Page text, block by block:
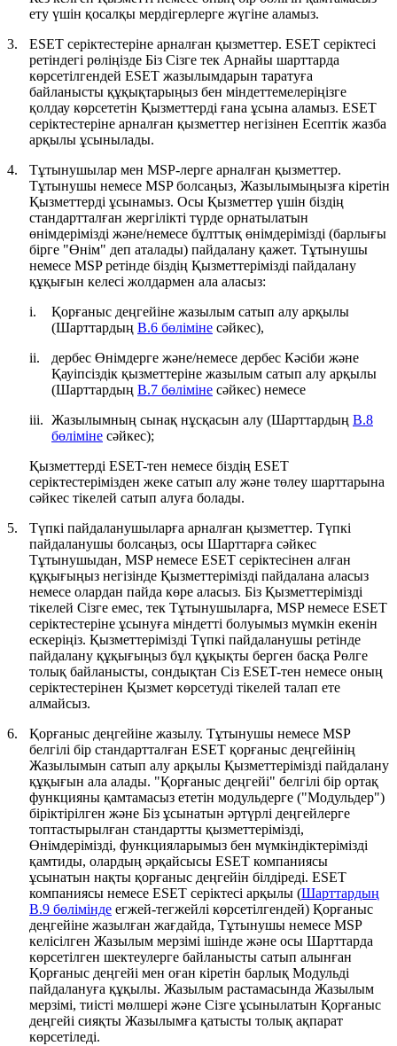
ету үшін қосалқы мердігерлерге жүгіне аламыз.
3.
ESET серіктестеріне арналған қызметтер. ESET серіктесі
ретіндегі рөліңізде Біз Сізге тек Арнайы шарттарда
көрсетілгендей ESET жазылымдарын таратуға
байланысты құқықтарыңыз бен міндеттемелеріңізге
қолдау көрсететін Қызметтерді ғана ұсына аламыз. ESET
серіктестеріне арналған қызметтер негізінен Есептік жазба
арқылы ұсынылады.
4.
Тұтынушылар мен MSP-лерге арналған қызметтер.
Тұтынушы немесе MSP болсаңыз, Жазылымыңызға кіретін
Қызметтерді ұсынамыз. Осы Қызметтер үшін біздің
стандартталған жергілікті түрде орнатылатын
өнімдерімізді және/немесе бұлттық өнімдерімізді (барлығы
бірге "Өнім" деп аталады) пайдалану қажет. Тұтынушы
немесе MSP ретінде біздің Қызметтерімізді пайдалану
құқығын келесі жолдармен ала аласыз:
i.
Қорғаныс деңгейіне жазылым сатып алу арқылы
(Шарттардың B.6 бөліміне сәйкес),
ii.
дербес Өнімдерге және/немесе дербес Кәсіби және
Қауіпсіздік қызметтеріне жазылым сатып алу арқылы
(Шарттардың B.7 бөліміне сәйкес) немесе
iii. Жазылымның сынақ нұсқасын алу (Шарттардың В.8
бөліміне сәйкес);
Қызметтерді ESET-тен немесе біздің ESET
серіктестерімізден жеке сатып алу және төлеу шарттарына
сәйкес тікелей сатып алуға болады.
5.
Түпкі пайдаланушыларға арналған қызметтер. Түпкі
пайдаланушы болсаңыз, осы Шарттарға сәйкес
Тұтынушыдан, MSP немесе ESET серіктесінен алған
құқығыңыз негізінде Қызметтерімізді пайдалана аласыз
немесе олардан пайда көре аласыз. Біз Қызметтерімізді
тікелей Сізге емес, тек Тұтынушыларға, MSP немесе ESET
серіктестеріне ұсынуға міндетті болуымыз мүмкін екенін
ескеріңіз. Қызметтерімізді Түпкі пайдаланушы ретінде
пайдалану құқығыңыз бұл құқықты берген басқа Рөлге
толық байланысты, сондықтан Сіз ESET-тен немесе оның
серіктестерінен Қызмет көрсетуді тікелей талап ете
алмайсыз.
6.
Қорғаныс деңгейіне жазылу. Тұтынушы немесе MSP
белгілі бір стандартталған ESET қорғаныс деңгейінің
Жазылымын сатып алу арқылы Қызметтерімізді пайдалану
құқығын ала алады. "Қорғаныс деңгейі" белгілі бір ортақ
функцияны қамтамасыз ететін модульдерге ("Модульдер")
біріктірілген және Біз ұсынатын әртүрлі деңгейлерге
топтастырылған стандартты қызметтерімізді,
Өнімдерімізді, функцияларымыз бен мүмкіндіктерімізді
қамтиды, олардың әрқайсысы ESET компаниясы
ұсынатын нақты қорғаныс деңгейін білдіреді. ESET
компаниясы немесе ESET серіктесі арқылы (Шарттардың
B.9 бөлімінде егжей-тегжейлі көрсетілгендей) Қорғаныс
деңгейіне жазылған жағдайда, Тұтынушы немесе MSP
келісілген Жазылым мерзімі ішінде және осы Шарттарда
көрсетілген шектеулерге байланысты сатып алынған
Қорғаныс деңгейі мен оған кіретін барлық Модульді
пайдалануға құқылы. Жазылым растамасында Жазылым
мерзімі, тиісті мөлшері және Сізге ұсынылатын Қорғаныс
деңгейі сияқты Жазылымға қатысты толық ақпарат
көрсетіледі.